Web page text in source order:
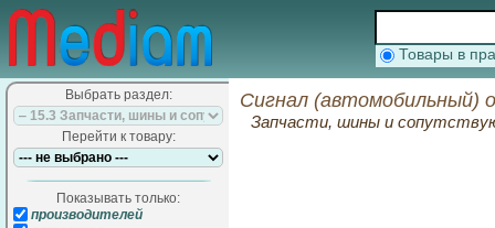
Товары в
Выбрать раздел:
Перейти к товару:
Показывать только:
производителей
Сигнал (автомобильный)
Запчасти, шины и